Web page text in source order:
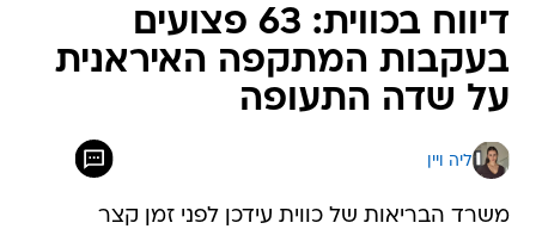
דיווח בכווית: 63 פצועים
בעקבות המתקפה האיראנית
על שדה התעופה
ליה ויין
משרד הבריאות של כווית עידכן לפני זמן קצר